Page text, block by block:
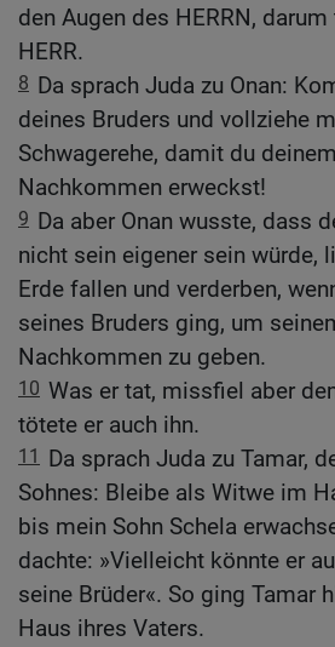
den Augen des HERRN,
HERR.
8 Da sprach Juda zu Onan:
deines Bruders und vollziehe
Schwagerehe, damit du
Nachkommen erweckst!
9 Da aber Onan wusste, dass
nicht sein eigener sein würde,
Erde fallen und verderben,
seines Bruders ging, um
Nachkommen zu geben.
10 Was er tat, missfiel aber
tötete er auch ihn.
11
Da sprach Juda zu Tamar,
Sohnes: Bleibe als Witwe im
bis mein Sohn Schela
dachte: »Vielleicht könnte er
seine Brüder«. So ging Tamar
Haus ihres Vaters.